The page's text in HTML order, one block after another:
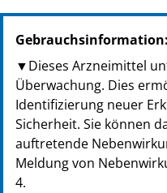
PZN: 00393637
PPN: 110039363793
NTIN: 04150003936373
PZN: 00393643
PPN: 110039364359
NTIN: 04150003936434
▼Dieses Arzneimittel
Überwachung. Dies
Identifizierung neuer
Sicherheit. Sie können
auftretende
Meldung von
4.